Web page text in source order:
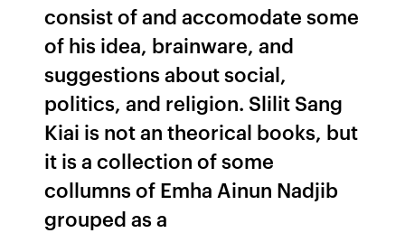
consist of and accomodate some
of his idea, brainware, and
suggestions about social,
politics, and religion. Slilit Sang
Kiai is not an theorical books, but
it is a collection of some
collumns of Emha Ainun Nadjib
grouped as a